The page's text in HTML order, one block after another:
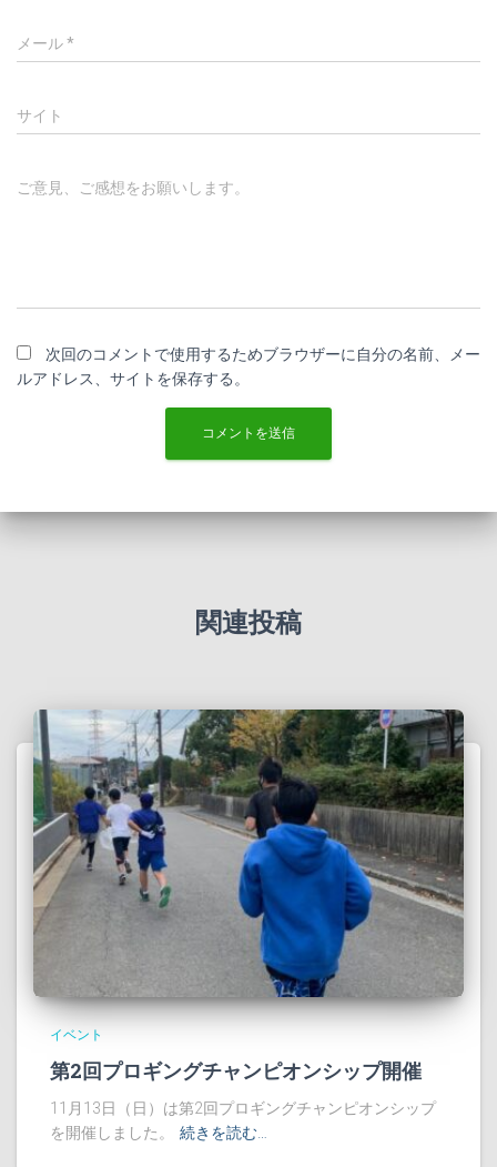
メール*
サイト
ご意見、ご感想をお願いします。
次回のコメントで使用するためブラウザーに自分の名前、メー
ルアドレス、サイトを保存する。
関連投稿
イベント
第2回プロギングチャンピオンシップ開催
11月13日（日）は第2回プロギングチャンピオンシップ
を開催しました。
続きを読む…